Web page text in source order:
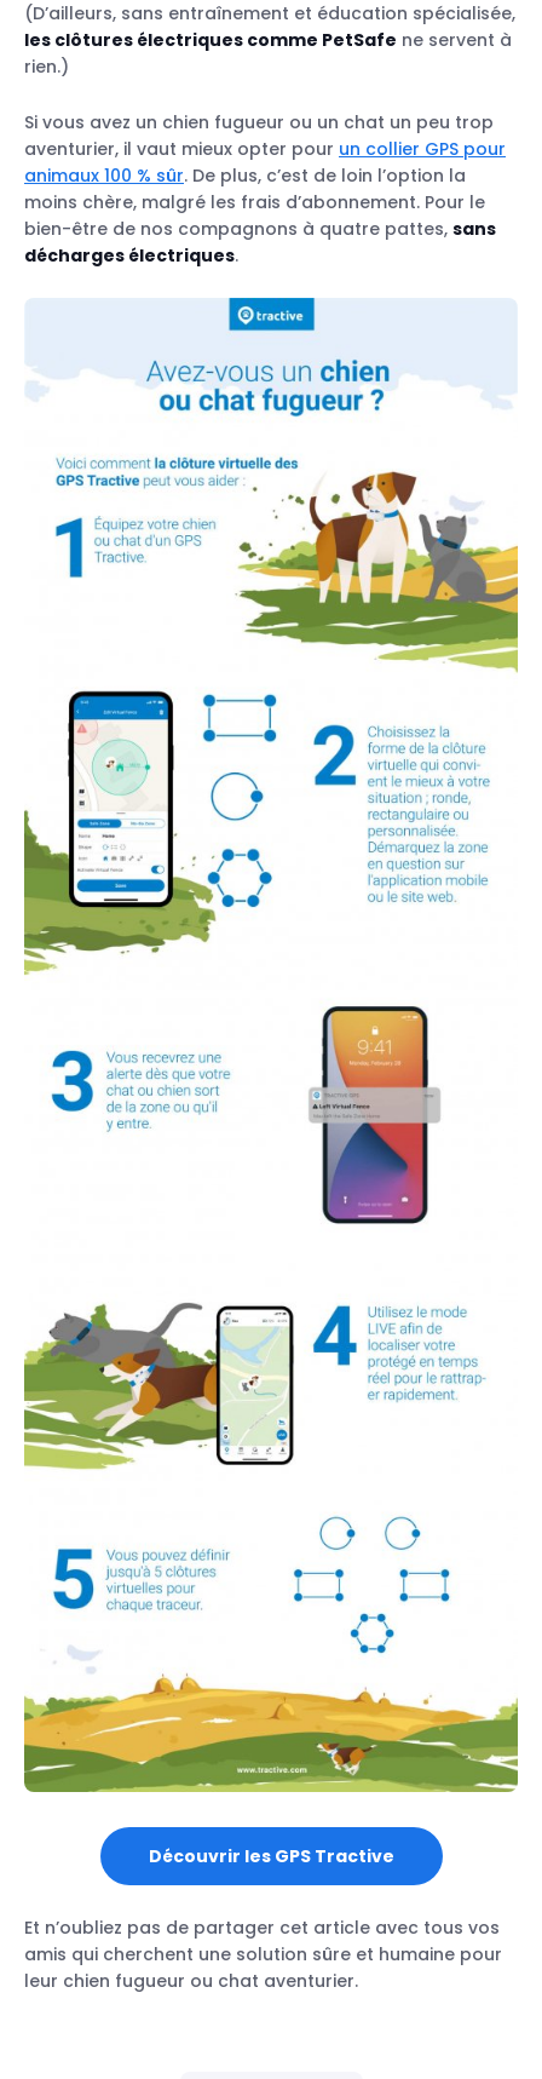
(D’ailleurs, sans entraînement et éducation spécialisée,
les clôtures électriques comme PetSafe ne servent à
rien.)
Si vous avez un chien fugueur ou un chat un peu trop
aventurier, il vaut mieux opter pour un collier GPS pour
animaux 100 % sûr. De plus, c’est de loin l’option la
moins chère, malgré les frais d’abonnement. Pour le
bien-être de nos compagnons à quatre pattes, sans
décharges électriques.
Découvrir les GPS Tractive
Et n’oubliez pas de partager cet article avec tous vos
amis qui cherchent une solution sûre et humaine pour
leur chien fugueur ou chat aventurier.